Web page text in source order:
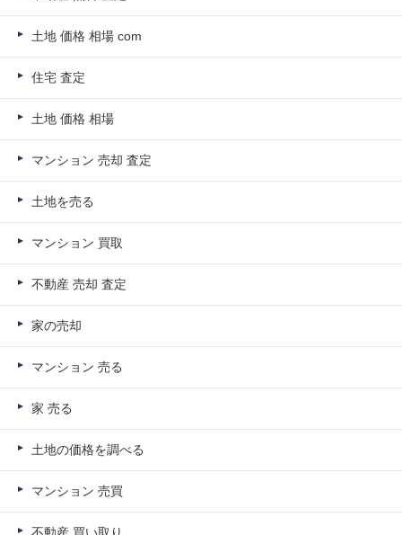
土地 価格 相場 com
住宅 査定
土地 価格 相場
マンション 売却 査定
土地を売る
マンション 買取
不動産 売却 査定
家の売却
マンション 売る
家 売る
土地の価格を調べる
マンション 売買